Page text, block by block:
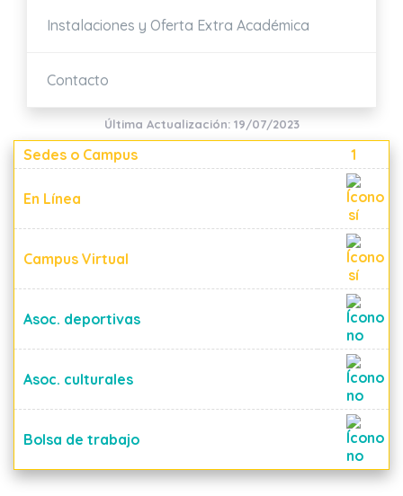
Instalaciones y Oferta Extra Académica
Contacto
Última Actualización: 19/07/2023
Sedes o Campus 1
En Línea
Campus Virtual
Asoc. deportivas
Asoc. culturales
Bolsa de trabajo